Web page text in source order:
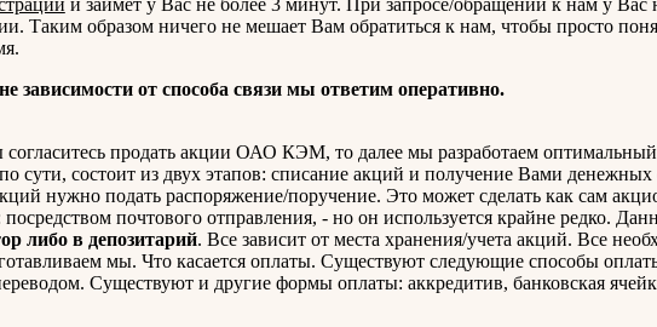
Таким образом ничего не мешает Вам обратиться к нам, чтобы просто
зависимости от способа связи мы ответим оперативно.
продать акции ОАО КЭМ, то далее мы разработаем оптимальный
сути, состоит из двух этапов: списание акций и получение Вами денежных
нужно подать распоряжение/поручение. Это может сделать как сам
почтового отправления, - но он используется крайне редко.
либо в депозитарий. Все зависит от места хранения/учета акций. Все
мы. Что касается оплаты. Существуют следующие способы
Существуют и другие формы оплаты: аккредитив, банковская